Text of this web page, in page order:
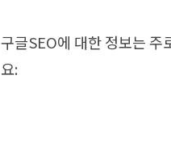
구글SEO에 대한 정보는 주
요: